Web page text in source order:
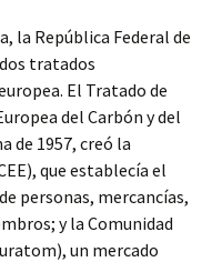
la República Federal de
tratados
El Tratado de
del Carbón y del
de 1957, creó la
que establecía el
personas, mercancías,
y la Comunidad
un mercado